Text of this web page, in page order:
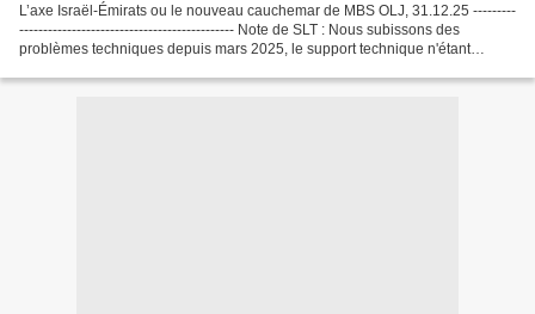
L’axe Israël-Émirats ou le nouveau cauchemar de MBS OLJ, 31.12.25 ---------
--------------------------------------------- Note de SLT : Nous subissons des
problèmes techniques depuis mars 2025, le support technique n'étant